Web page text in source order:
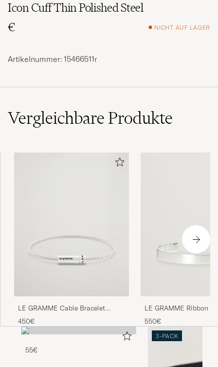
Icon Cuff Thin Polished Steel
€
NICHT AUF LAGER
Artikelnummer: 15466511r
VergleichbareProdukte
LE GRAMME Cable Bracelet
Brushed Sterling Silver 7g
450€
LE GRAMME Ribbon
Brushed Sterling Silver
550€
55€
3-PACK